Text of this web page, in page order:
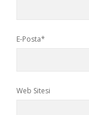
E-Posta*
Web Sitesi